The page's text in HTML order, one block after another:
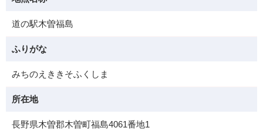
道の駅木曽福島
ふりがな
みちのえききそふくしま
所在地
長野県木曽郡木曽町福島4061番地1